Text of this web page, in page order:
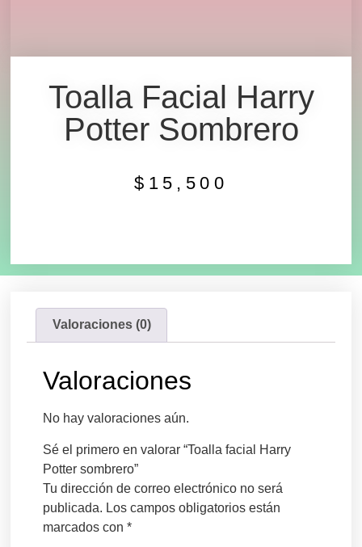
Toalla Facial Harry
Potter Sombrero
$ 15,500
Valoraciones (0)
Valoraciones
No hay valoraciones aún.
Sé el primero en valorar “Toalla facial Harry
Potter sombrero”
Tu dirección de correo electrónico no será
publicada. Los campos obligatorios están
marcados con*